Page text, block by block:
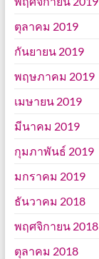
ตุลาคม 2019
กันยายน 2019
พฤษภาคม 2019
เมษายน 2019
มีนาคม 2019
กุมภาพันธ์ 2019
มกราคม 2019
ธันวาคม 2018
พฤศจิกายน 2018
ตุลาคม 2018